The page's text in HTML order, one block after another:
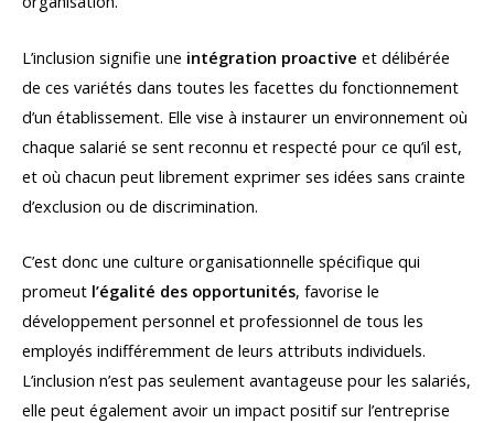
L’inclusion signifie une intégration proactive et délibérée
de ces variétés dans toutes les facettes du fonctionnement
d’un établissement. Elle vise à instaurer un environnement où
chaque salarié se sent reconnu et respecté pour ce qu’il est,
et où chacun peut librement exprimer ses idées sans crainte
d’exclusion ou de discrimination.
C’est donc une culture organisationnelle spécifique qui
promeut l’égalité des opportunités, favorise le
développement personnel et professionnel de tous les
employés indifféremment de leurs attributs individuels.
L’inclusion n’est pas seulement avantageuse pour les salariés,
elle peut également avoir un impact positif sur l’entreprise